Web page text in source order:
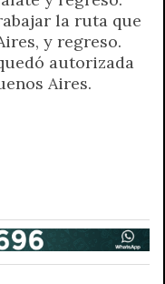
la ruta que
y regreso.
autorizada
Aires.